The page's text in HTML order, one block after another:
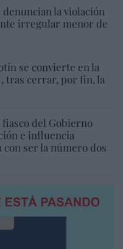
la violación
irregular menor de
se convierte en la
tras cerrar, por fin, la
del Gobierno
e influencia
ser la número dos